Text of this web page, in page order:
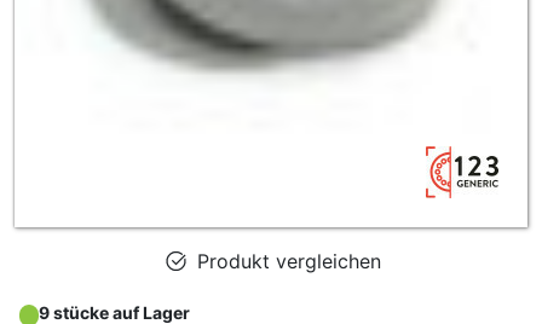
Produkt vergleichen
9 stücke auf Lager